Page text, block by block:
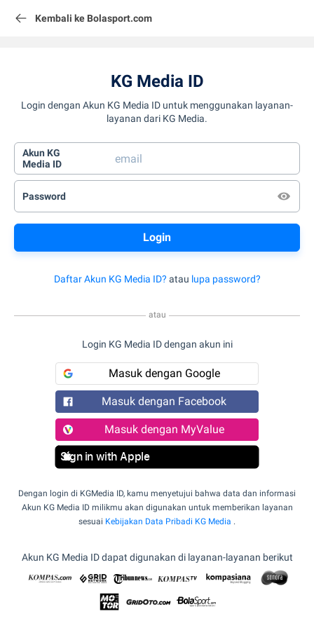
Kembali ke Bolasport.com
KG Media ID
Login dengan Akun KG Media ID untuk menggunakan layanan-
layanan dari KG Media.
Akun KG
Media ID
Password
Daftar Akun KG Media ID? atau lupa password?
atau
Login KG Media ID dengan akun ini
Masuk dengan Google
Masuk dengan Facebook
Masuk dengan MyValue
Sign in with Apple
Dengan login di KGMedia ID, kamu menyetujui bahwa data dan informasi
Akun KG Media ID milikmu akan digunakan untuk memberikan layanan
sesuai Kebijakan Data Pribadi KG Media .
Akun KG Media ID dapat digunakan di layanan-layanan berikut